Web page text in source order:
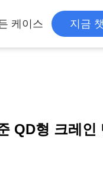
케이스 지금
QD형 크레인